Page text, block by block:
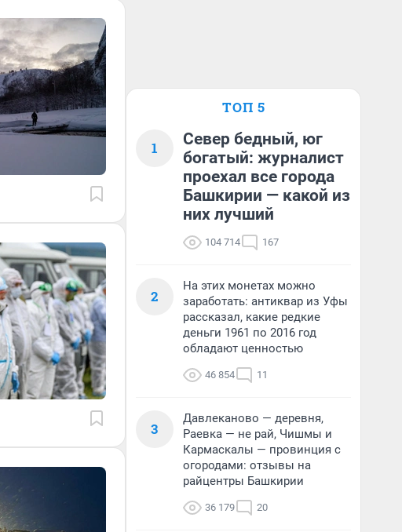
ТОП 5
1
Север бедный, юг
богатый: журналист
проехал все города
Башкирии — какой из
них лучший
104 714 167
2
На этих монетах можно
заработать: антиквар из Уфы
рассказал, какие редкие
деньги 1961 по 2016 год
обладают ценностью
46 854 11
3
Давлеканово — деревня,
Раевка — не рай, Чишмы и
Кармаскалы — провинция с
огородами: отзывы на
райцентры Башкирии
36 179 20